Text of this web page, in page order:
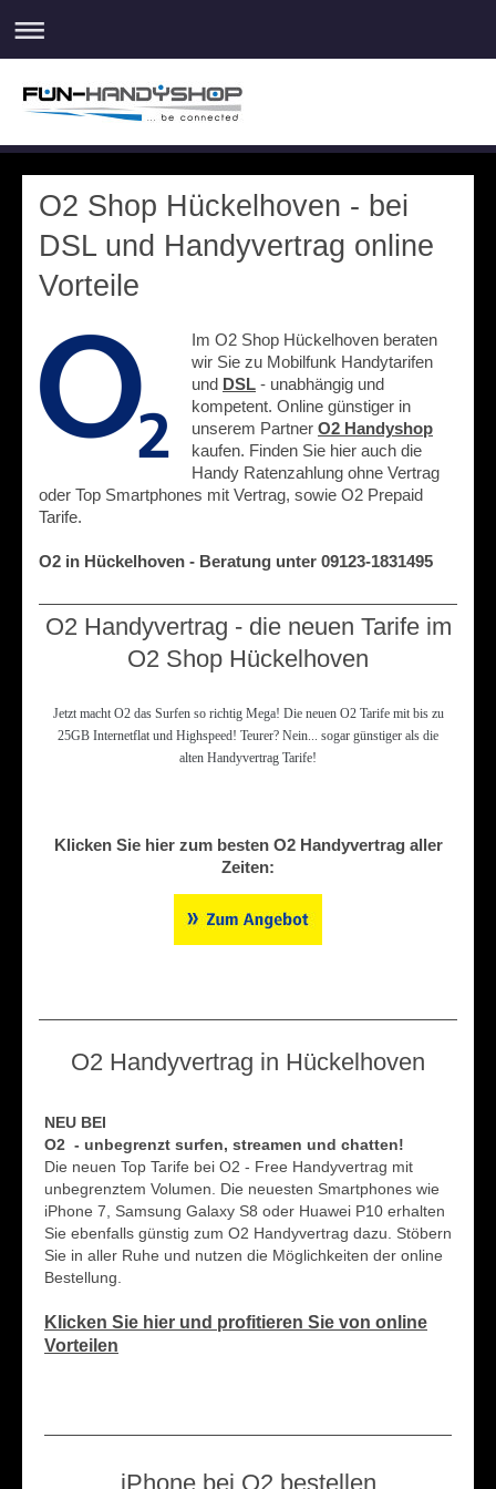
O2 Shop Hückelhoven - bei
DSL und Handyvertrag online
Vorteile
Im O2 Shop Hückelhoven beraten
wir Sie zu Mobilfunk Handytarifen
und DSL - unabhängig und
kompetent. Online günstiger in
unserem Partner O2 Handyshop
kaufen. Finden Sie hier auch die
Handy Ratenzahlung ohne Vertrag
oder Top Smartphones mit Vertrag, sowie O2 Prepaid
Tarife.
O2 in Hückelhoven - Beratung unter 09123-1831495
O2 Handyvertrag - die neuen Tarife im
O2 Shop Hückelhoven
Jetzt macht O2 das Surfen so richtig Mega! Die neuen O2 Tarife mit bis zu
25GB Internetflat und Highspeed! Teurer? Nein... sogar günstiger als die
alten Handyvertrag Tarife!
Klicken Sie hier zum besten O2 Handyvertrag aller
Zeiten:
O2 Handyvertrag in Hückelhoven
NEU BEI
O2 - unbegrenzt surfen, streamen und chatten!
Die neuen Top Tarife bei O2 - Free Handyvertrag mit
unbegrenztem Volumen. Die neuesten Smartphones wie
iPhone 7, Samsung Galaxy S8 oder Huawei P10 erhalten
Sie ebenfalls günstig zum O2 Handyvertrag dazu. Stöbern
Sie in aller Ruhe und nutzen die Möglichkeiten der online
Bestellung.
Klicken Sie hier und profitieren Sie von online
Vorteilen
iPhone bei O2 bestellen